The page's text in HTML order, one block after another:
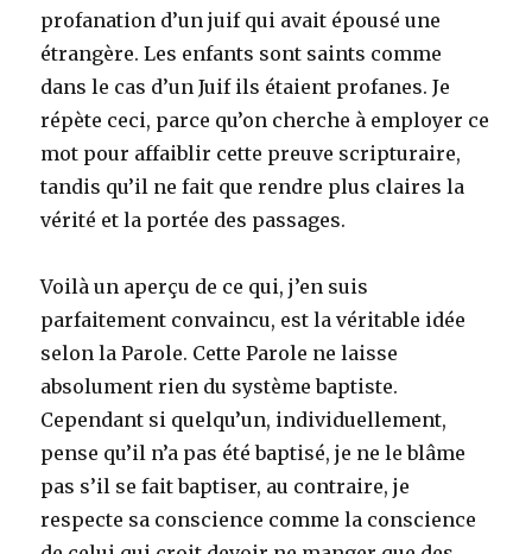
profanation d’un juif qui avait épousé une
étrangère. Les enfants sont saints comme
dans le cas d’un Juif ils étaient profanes. Je
répète ceci, parce qu’on cherche à employer ce
mot pour affaiblir cette preuve scripturaire,
tandis qu’il ne fait que rendre plus claires la
vérité et la portée des passages.
Voilà un aperçu de ce qui, j’en suis
parfaitement convaincu, est la véritable idée
selon la Parole. Cette Parole ne laisse
absolument rien du système baptiste.
Cependant si quelqu’un, individuellement,
pense qu’il n’a pas été baptisé, je ne le blâme
pas s’il se fait baptiser, au contraire, je
respecte sa conscience comme la conscience